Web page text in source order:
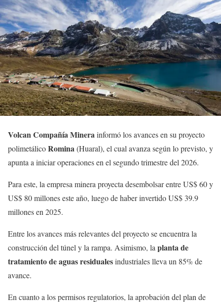
Volcan Compañía Minerainformó los avances en su proyecto
polimetálicoRomina(Huaral), el cual avanza según lo previsto, y
apunta a iniciar operaciones en el segundo trimestre del 2026.
Para este, la empresa minera proyecta desembolsar entre US$ 60 y
US$ 80 millones este año, luego de haber invertido US$ 39.9
millones en 2025.
Entre los avances más relevantes del proyecto se encuentra la
construcción del túnel y la rampa. Asimismo, laplanta de
tratamiento de aguas residualesindustriales lleva un 85% de
avance.
En cuanto a los permisos regulatorios, la aprobación del plan de